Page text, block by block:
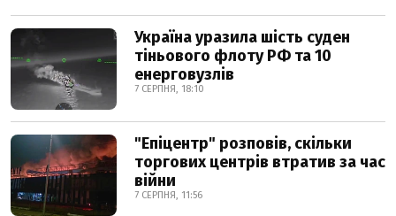
Україна уразила шість суден
тіньового флоту РФ та 10
енерговузлів
7 СЕРПНЯ, 18:10
"Епіцентр" розповів, скільки
торгових центрів втратив за час
війни
7 СЕРПНЯ, 11:56